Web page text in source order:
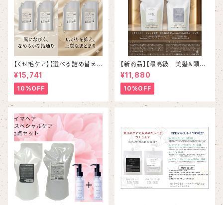
【くせ毛ケア】【選べる詰め替えセ
ット】 ミルボン 新ブランド「suw
ae（スワエ）」選べる詰め替えセ
ット｜リラクシングシャンプー 1
000mL ￥7,590＋ トリートメ
ント 1000g￥9,900（髪の柔軟
剤／うねりケア）
¥15,741
10%OFF
【新商品】【最高級 美髪＆頭皮
ケア】＃イマヘアプレミアムsha
mpoo＆treatment【ヒト幹細
胞細胞エキス】【トステア配合】
¥11,880
10%OFF